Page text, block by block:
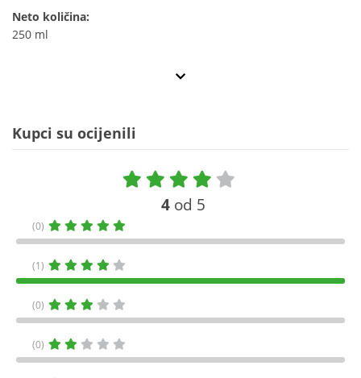
Neto količina:
250 ml
Kupci su ocijenili
4 od 5
(0)
(1)
(0)
(0)